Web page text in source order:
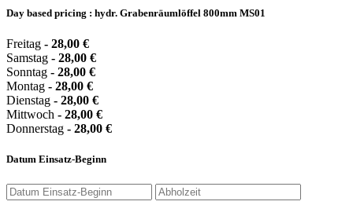
Day based pricing : hydr. Grabenräumlöffel 800mm MS01
Freitag - 28,00 €
Samstag - 28,00 €
Sonntag - 28,00 €
Montag - 28,00 €
Dienstag - 28,00 €
Mittwoch - 28,00 €
Donnerstag - 28,00 €
Datum Einsatz-Beginn